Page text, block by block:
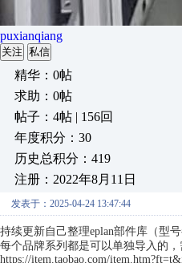
puxianqiang
关注 私信
精华：0帖
求助：0帖
帖子：4帖 | 156回
年度积分：30
历史总积分：419
注册：2022年8月11日
发表于：2025-04-24 13:47:44
持续更新自己整理eplan部件库（型
每个品牌系列都是可以单独导入的
https://item.taobao.com/